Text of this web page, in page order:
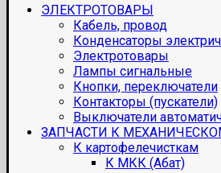
ЭЛЕКТРОТОВАРЫ
Кабель, провод
Конденсаторы
Электротовары
Лампы сигнальные
Кнопки, переключатели
Контакторы (пускатели)
Выключатели
ЗАПЧАСТИ К
К картофелечисткам
К МКК (Абат)